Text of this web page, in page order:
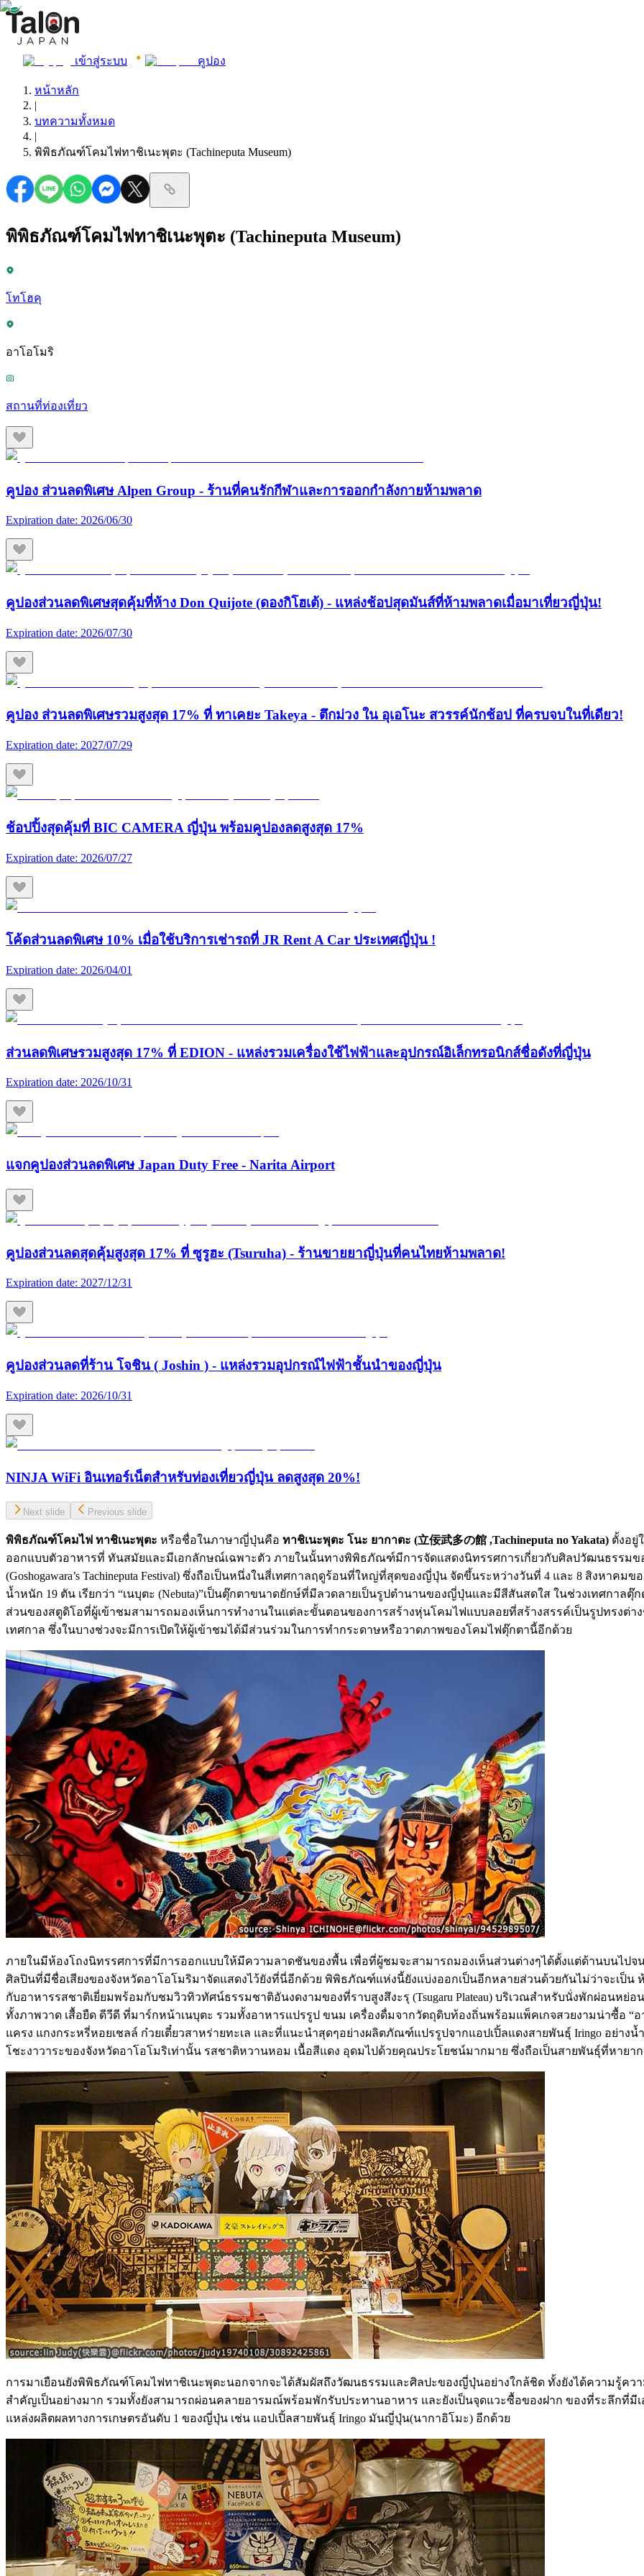
เข้าสู่ระบบ คูปอง
หน้าหลัก
|
บทความทั้งหมด
|
พิพิธภัณฑ์โคมไฟทาชิเนะพุตะ (Tachineputa Museum)
พิพิธภัณฑ์โคมไฟทาชิเนะพุตะ (Tachineputa Museum)
โทโฮคุ
อาโอโมริ
สถานที่ท่องเที่ยว
คูปอง ส่วนลดพิเศษ Alpen Group - ร้านที่คนรักกีฬาและการออกกำลังกายห้ามพลาด
Expiration date: 2026/06/30
คูปองส่วนลดพิเศษสุดคุ้มที่ห้าง Don Quijote (ดองกิโฮเต้) - แหล่งช้อปสุดมันส์ที่ห้ามพลาดเมื่อมาเที่ยวญี่ปุ่น!
Expiration date: 2026/07/30
คูปอง ส่วนลดพิเศษรวมสูงสุด 17% ที่ ทาเคยะ Takeya - ตึกม่วง ใน อุเอโนะ สวรรค์นักช้อป ที่ครบจบในที่เดียว!
Expiration date: 2027/07/29
ช้อปปิ้งสุดคุ้มที่ BIC CAMERA ญี่ปุ่น พร้อมคูปองลดสูงสุด 17%
Expiration date: 2026/07/27
โค้ดส่วนลดพิเศษ 10% เมื่อใช้บริการเช่ารถที่ JR Rent A Car ประเทศญี่ปุ่น !
Expiration date: 2026/04/01
ส่วนลดพิเศษรวมสูงสุด 17% ที่ EDION - แหล่งรวมเครื่องใช้ไฟฟ้าและอุปกรณ์อิเล็กทรอนิกส์ชื่อดังที่ญี่ปุ่น
Expiration date: 2026/10/31
แจกคูปองส่วนลดพิเศษ Japan Duty Free - Narita Airport
คูปองส่วนลดสุดคุ้มสูงสุด 17% ที่ ซูรูฮะ (Tsuruha) - ร้านขายยาญี่ปุ่นที่คนไทยห้ามพลาด!
Expiration date: 2027/12/31
คูปองส่วนลดที่ร้าน โจชิน ( Joshin ) - แหล่งรวมอุปกรณ์ไฟฟ้าชั้นนำของญี่ปุ่น
Expiration date: 2026/10/31
NINJA WiFi อินเทอร์เน็ตสำหรับท่องเที่ยวญี่ปุ่น ลดสูงสุด 20%!
Next slide Previous slide
พิพิธภัณฑ์โคมไฟ ทาชิเนะพุตะ หรือชื่อในภาษาญี่ปุ่นคือ ทาชิเนะพุตะ โนะ ยากาตะ (立佞武多の館 ,Tachineputa no Yakata) ตั้งอยู่
ออกแบบตัวอาหารที่ ทันสมัยและมีเอกลักษณ์เฉพาะตัว ภายในนั้นทางพิพิธภัณฑ์มีการจัดแสดงนิทรรศการเกี่ยวกับศิลปวัฒนธรรมขอ
(Goshogawara’s Tachineputa Festival) ซึ่งถือเป็นหนึ่งในสี่เทศกาลฤดูร้อนที่ใหญ่ที่สุดของญี่ปุ่น จัดขึ้นระหว่างวันที่ 4 และ 8 สิงหาค
น้ำหนัก 19 ตัน เรียกว่า “เนบุตะ (Nebuta)”เป็นตุ๊กตาขนาดยักษ์ที่มีลวดลายเป็นรูปตำนานของญี่ปุ่นและมีสีสันสดใส ในช่วงเทศกาล
ส่วนของสตูดิโอที่ผู้เข้าชมสามารถมองเห็นการทำงานในแต่ละขั้นตอนของการสร้างหุ่นโคมไฟแบบลอยที่สร้างสรรค์เป็นรูปทรงต่
เทศกาล ซึ่งในบางช่วงจะมีการเปิดให้ผู้เข้าชมได้มีส่วนร่วมในการทำกระดาษหรือวาดภาพของโคมไฟตุ๊กตานี้อีกด้วย
ภายในมีห้องโถงนิทรรศการที่มีการออกแบบให้มีความลาดชันของพื้น เพื่อที่ผู้ชมจะสามารถมองเห็นส่วนต่างๆได้ตั้งแต่ด้านบนไปจ
ศิลปินที่มีชื่อเสียงของจังหวัดอาโอโมริมาจัดแสดงไว้ยังที่นี่อีกด้วย พิพิธภัณฑ์แห่งนี้ยังแบ่งออกเป็นอีกหลายส่วนด้วยกันไม่ว่าจะเป็น ห้
กับอาหารรสชาติเยี่ยมพร้อมกับชมวิวทิวทัศน์ธรรมชาติอันงดงามของที่ราบสูงสึงะรุ (Tsugaru Plateau) บริเวณสำหรับนั่งพักผ่อนห
ทั้งภาพวาด เสื้อยืด ดีวีดี ที่มาร์กหน้าเนบุตะ รวมทั้งอาหารแปรรูป ขนม เครื่องดื่มจากวัตถุดิบท้องถิ่นพร้อมแพ็คเกจสวยงามน่าซื้อ “
แครง แกงกระหรี่หอยเชลล์ ก๋วยเตี๋ยวสาหร่ายทะเล และที่แนะนำสุดๆอย่างผลิตภัณฑ์แปรรูปจากแอปเปิ้ลแดงสายพันธุ์ Iringo อย่าง
โชะงาวาระของจังหวัดอาโอโมริเท่านั้น รสชาติหวานหอม เนื้อสีแดง อุดมไปด้วยคุณประโยชน์มากมาย ซึ่งถือเป็นสายพันธุ์ที่หายา
การมาเยือนยังพิพิธภัณฑ์โคมไฟทาชิเนะพุตะนอกจากจะได้สัมผัสถึงวัฒนธรรมและศิลปะของญี่ปุ่นอย่างใกล้ชิด ทั้งยังได้ความรู้ควา
สำคัญเป็นอย่างมาก รวมทั้งยังสามารถผ่อนคลายอารมณ์พร้อมพักรับประทานอาหาร และยังเป็นจุดแวะซื้อของฝาก ของที่ระลึก
แหล่งผลิตผลทางการเกษตรอันดับ 1 ของญี่ปุ่น เช่น แอปเปิ้ลสายพันธุ์ Iringo มันญี่ปุ่น(นากาอิโมะ) อีกด้วย